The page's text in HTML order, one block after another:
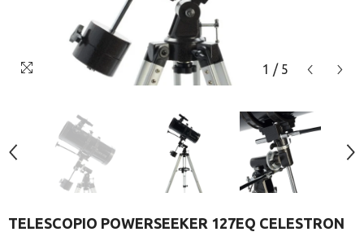
1 / 5
TELESCOPIO POWERSEEKER 127EQ CELESTRON